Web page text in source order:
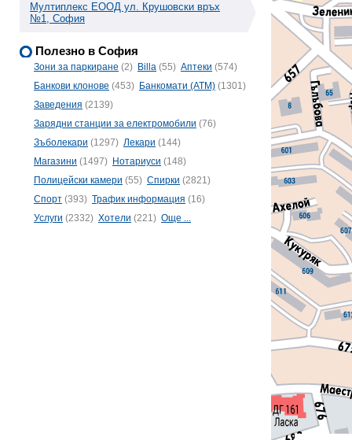
Мултиплекс ЕООД ул. Крушовски връх
№1, София
Полезно в София
Зони за паркиране (2) Billa (55) Аптеки (574)
Банкови клонове (453) Банкомати (ATM) (1301)
Заведения (2139)
Зарядни станции за електромобили (76)
Зъболекари (1297) Лекари (144)
Магазини (1497) Нотариуси (148)
Полицейски камери (55) Спирки (2821)
Спорт (393) Трафик информация (16)
Услуги (2332) Хотели (221) Още ...